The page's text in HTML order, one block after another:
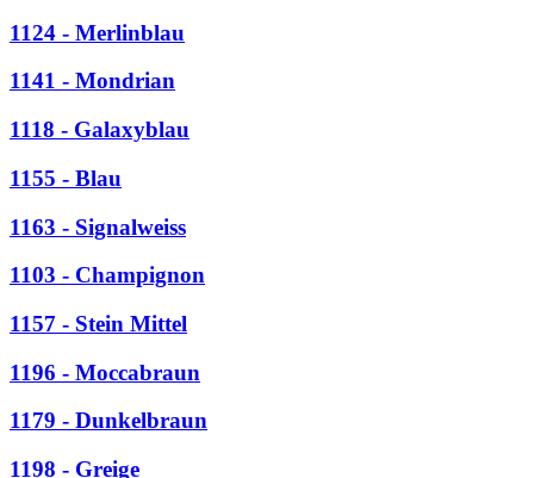
1124 - Merlinblau
1141 - Mondrian
1118 - Galaxyblau
1155 - Blau
1163 - Signalweiss
1103 - Champignon
1157 - Stein Mittel
1196 - Moccabraun
1179 - Dunkelbraun
1198 - Greige